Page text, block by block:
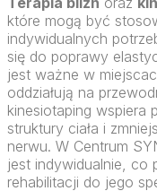
które mogą być
indywidualnych
się do poprawy
jest ważne w
oddziałują na
kinesiotaping wspiera
struktury ciała i
nerwu. W Centrum
jest indywidualnie, co
rehabilitacji do jego